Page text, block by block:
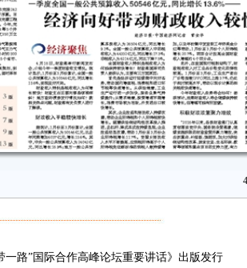
4
一路”国际合作高峰论坛重要讲话》出版发行